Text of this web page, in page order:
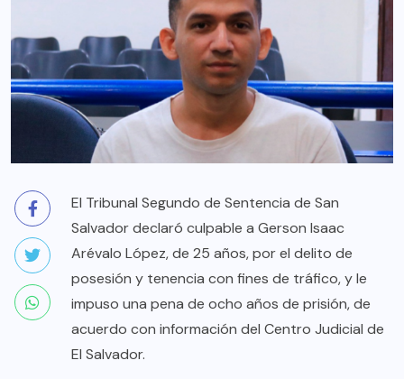
El Tribunal Segundo de Sentencia de San
Salvador declaró culpable a Gerson Isaac
Arévalo López, de 25 años, por el delito de
posesión y tenencia con fines de tráfico, y le
impuso una pena de ocho años de prisión, de
acuerdo con información del Centro Judicial de
El Salvador.